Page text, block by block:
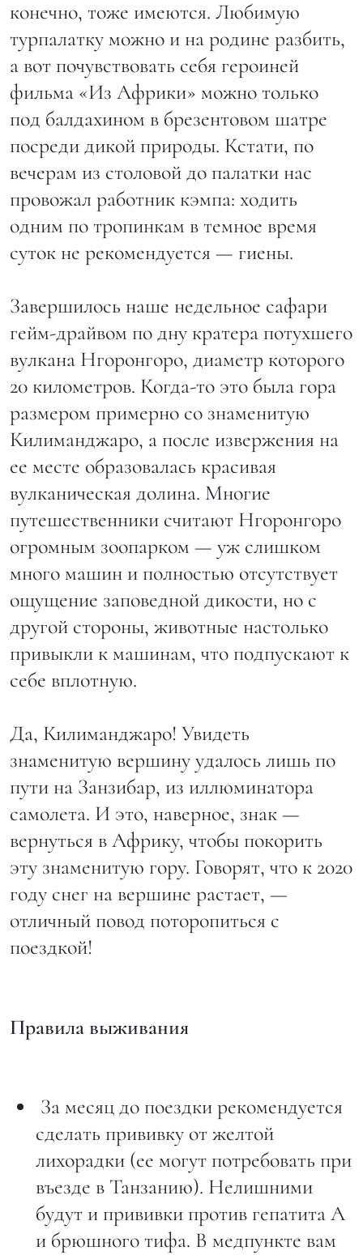
конечно, тоже имеются. Любимую
турпалатку можно и на родине разбить,
а вот почувствовать себя героиней
фильма «Из Африки» можно только
под балдахином в брезентовом шатре
посреди дикой природы. Кстати, по
вечерам из столовой до палатки нас
провожал работник кэмпа: ходить
одним по тропинкам в темное время
суток не рекомендуется — гиены.
Завершилось наше недельное сафари
гейм-драйвом по дну кратера потухшего
вулкана Нгоронгоро, диаметр которого
20 километров. Когда-то это была гора
размером примерно со знаменитую
Килиманджаро, а после извержения на
ее месте образовалась красивая
вулканическая долина. Многие
путешественники считают Нгоронгоро
огромным зоопарком — уж слишком
много машин и полностью отсутствует
ощущение заповедной дикости, но с
другой стороны, животные настолько
привыкли к машинам, что подпускают к
себе вплотную.
Да, Килиманджаро! Увидеть
знаменитую вершину удалось лишь по
пути на Занзибар, из иллюминатора
самолета. И это, наверное, знак —
вернуться в Африку, чтобы покорить
эту знаменитую гору. Говорят, что к 2020
году снег на вершине растает, —
отличный повод поторопиться с
поездкой!
Правила выживания
За месяц до поездки рекомендуется
сделать прививку от желтой
лихорадки (ее могут потребовать при
въезде в Танзанию). Нелишними
будут и прививки против гепатита А
и брюшного тифа. В медпункте вам